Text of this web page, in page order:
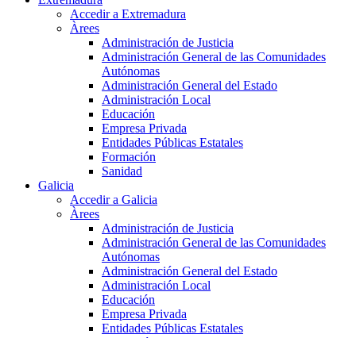
Accedir a Extremadura
Àrees
Administración de Justicia
Administración General de las Comunidades
Autónomas
Administración General del Estado
Administración Local
Educación
Empresa Privada
Entidades Públicas Estatales
Formación
Sanidad
Galicia
Accedir a Galicia
Àrees
Administración de Justicia
Administración General de las Comunidades
Autónomas
Administración General del Estado
Administración Local
Educación
Empresa Privada
Entidades Públicas Estatales